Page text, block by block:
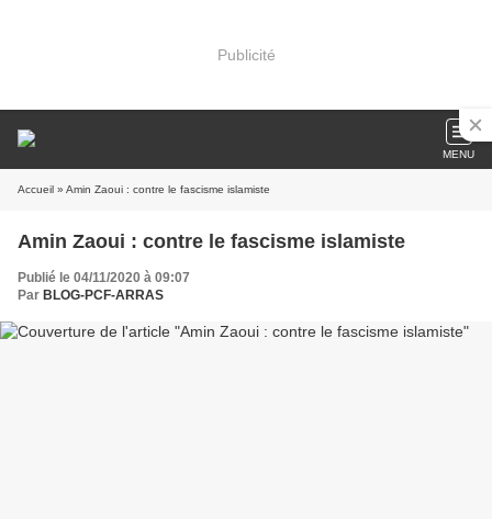
Publicité
MENU
Accueil » Amin Zaoui : contre le fascisme islamiste
Amin Zaoui : contre le fascisme islamiste
Publié le 04/11/2020 à 09:07
Par BLOG-PCF-ARRAS